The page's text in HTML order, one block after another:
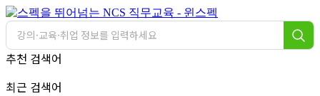
추천 검색어
최근 검색어